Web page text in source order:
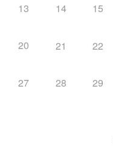
13 14 15
20 21 22
27 28 29